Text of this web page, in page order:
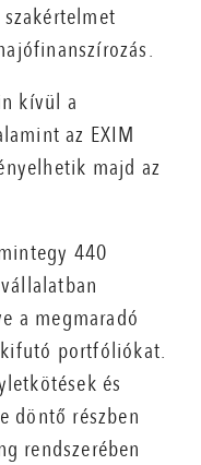
kívül a
az EXIM
majd az
440
a megmaradó
portfóliókat.
és
döntő részben
rendszerében